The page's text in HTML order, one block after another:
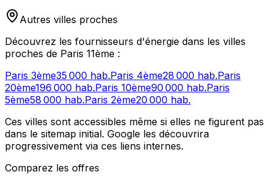
Autres villes proches
Découvrez les fournisseurs d'énergie dans les villes
proches de Paris 11ème :
Paris 3ème35 000 hab.Paris 4ème28 000 hab.Paris
20ème196 000 hab.Paris 10ème90 000 hab.Paris
5ème58 000 hab.Paris 2ème20 000 hab.
Ces villes sont accessibles même si elles ne figurent pas
dans le sitemap initial. Google les découvrira
progressivement via ces liens internes.
Comparez les offres